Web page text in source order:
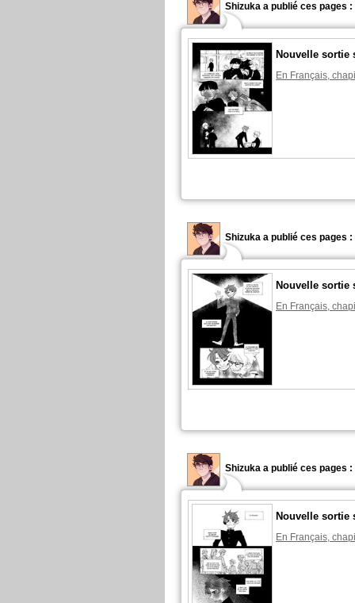
Shizuka a publié ces pages :
Nouvelle sortie
En Français,
Shizuka a publié ces pages :
Nouvelle sortie
En Français,
Shizuka a publié ces pages :
Nouvelle sortie
En Français,